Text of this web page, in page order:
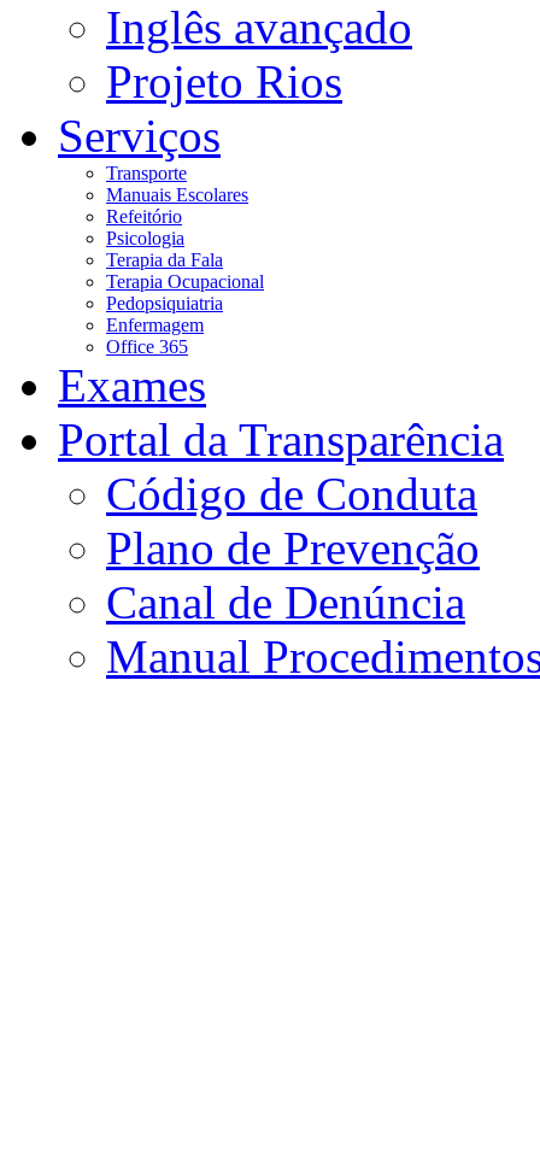
Inglês avançado
Projeto Rios
Serviços
Transporte
Manuais Escolares
Refeitório
Psicologia
Terapia da Fala
Terapia Ocupacional
Pedopsiquiatria
Enfermagem
Office 365
Exames
Portal da Transparência
Código de Conduta
Plano de Prevenção
Canal de Denúncia
Manual